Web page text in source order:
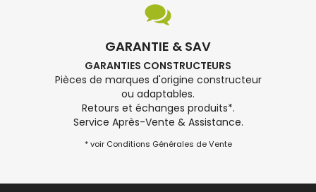
GARANTIE & SAV
GARANTIES CONSTRUCTEURS
Pièces de marques d'origine constructeur
ou adaptables.
Retours et échanges produits*.
Service Après-Vente & Assistance.
* voir Conditions Générales de Vente